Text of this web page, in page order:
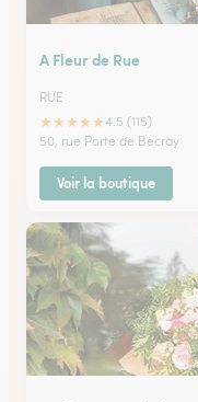
A Fleur de Rue
RUE
★★★★★4.5 (115)
50, rue Porte de Becray
Voir la boutique